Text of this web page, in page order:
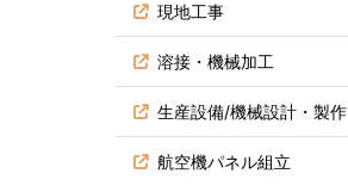
現地工事
溶接・機械加工
生産設備/機械設計・製作
航空機パネル組立